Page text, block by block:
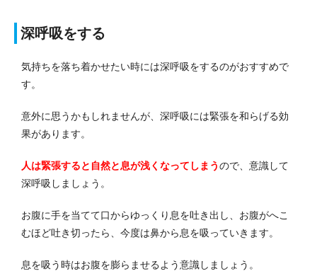
深呼吸をする
気持ちを落ち着かせたい時には深呼吸をするのがおすすめで
す。
意外に思うかもしれませんが、深呼吸には緊張を和らげる効
果があります。
人は緊張すると自然と息が浅くなってしまうので、意識して
深呼吸しましょう。
お腹に手を当てて口からゆっくり息を吐き出し、お腹がへこ
むほど吐き切ったら、今度は鼻から息を吸っていきます。
息を吸う時はお腹を膨らませるよう意識しましょう。